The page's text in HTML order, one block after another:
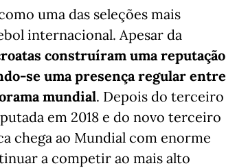
uma das seleções mais
internacional. Apesar da
construíram uma reputação
se uma presença regular entre
mundial. Depois do terceiro
em 2018 e do novo terceiro
chega ao Mundial com enorme
a competir ao mais alto